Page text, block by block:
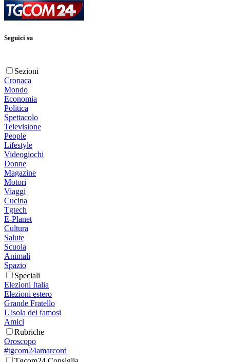
Seguici su
Sezioni
Cronaca
Mondo
Economia
Politica
Spettacolo
Televisione
People
Lifestyle
Videogiochi
Donne
Magazine
Motori
Viaggi
Cucina
Tgtech
E-Planet
Cultura
Salute
Scuola
Animali
Spazio
Speciali
Elezioni Italia
Elezioni estero
Grande Fratello
L'isola dei famosi
Amici
Rubriche
Oroscopo
#tgcom24amarcord